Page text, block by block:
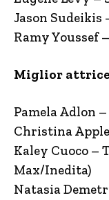
Jason Sudeikis
Ramy Youssef
Miglior
Pamela Adlon
Christina
Kaley Cuoco –
Max/Inedita)
Natasia